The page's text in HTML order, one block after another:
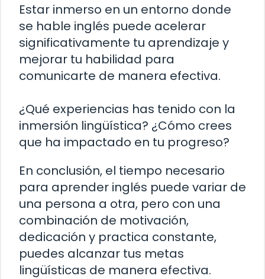
Estar inmerso en un entorno donde
se hable inglés puede acelerar
significativamente tu aprendizaje y
mejorar tu habilidad para
comunicarte de manera efectiva.
¿Qué experiencias has tenido con la
inmersión lingüística? ¿Cómo crees
que ha impactado en tu progreso?
En conclusión, el tiempo necesario
para aprender inglés puede variar de
una persona a otra, pero con una
combinación de motivación,
dedicación y practica constante,
puedes alcanzar tus metas
lingüísticas de manera efectiva.